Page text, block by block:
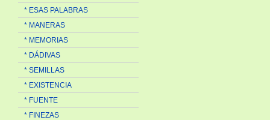
* ESAS PALABRAS
* MANERAS
* MEMORIAS
* DÁDIVAS
* SEMILLAS
* EXISTENCIA
* FUENTE
* FINEZAS